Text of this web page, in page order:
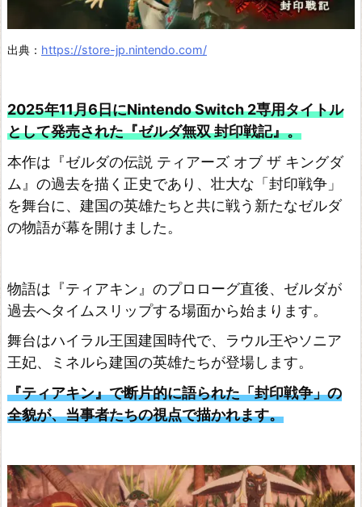
出典： https://store-jp.nintendo.com/
2025年11月6日にNintendo Switch 2専用タイトル
として発売された『ゼルダ無双 封印戦記』。
本作は『ゼルダの伝説 ティアーズ オブ ザ キングダ
ム』の過去を描く正史であり、壮大な「封印戦争」
を舞台に、建国の英雄たちと共に戦う新たなゼルダ
の物語が幕を開けました。
物語は『ティアキン』のプロローグ直後、ゼルダが
過去へタイムスリップする場面から始まります。
舞台はハイラル王国建国時代で、ラウル王やソニア
王妃、ミネルら建国の英雄たちが登場します。
『ティアキン』で断片的に語られた「封印戦争」の
全貌が、当事者たちの視点で描かれます。